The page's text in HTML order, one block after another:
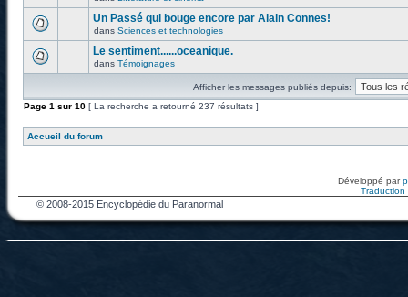
Un Passé qui bouge encore par Alain Connes!
dans Sciences et technologies
Le sentiment......oceanique.
dans Témoignages
Afficher les messages publiés depuis:
Page 1 sur 10 [ La recherche a retourné 237 résultats ]
Accueil du forum
Développé par
Traduction
© 2008-2015 Encyclopédie du Paranormal